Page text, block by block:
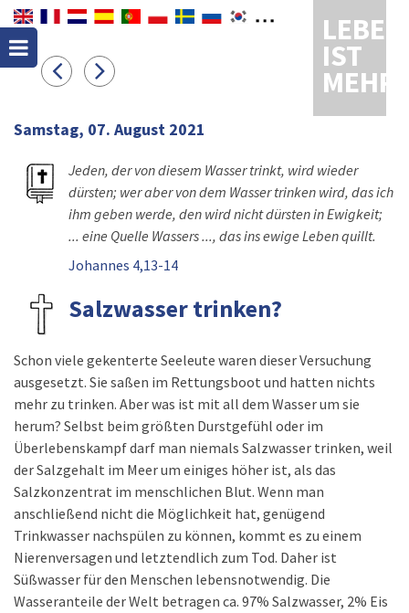
LEBEN
IST
MEHR
Samstag, 07. August 2021
Jeden, der von diesem Wasser trinkt, wird wieder
dürsten; wer aber von dem Wasser trinken wird, das ich
ihm geben werde, den wird nicht dürsten in Ewigkeit;
... eine Quelle Wassers ..., das ins ewige Leben quillt.
Johannes 4,13-14
Salzwasser trinken?
Schon viele gekenterte Seeleute waren dieser Versuchung
ausgesetzt. Sie saßen im Rettungsboot und hatten nichts
mehr zu trinken. Aber was ist mit all dem Wasser um sie
herum? Selbst beim größten Durstgefühl oder im
Überlebenskampf darf man niemals Salzwasser trinken, weil
der Salzgehalt im Meer um einiges höher ist, als das
Salzkonzentrat im menschlichen Blut. Wenn man
anschließend nicht die Möglichkeit hat, genügend
Trinkwasser nachspülen zu können, kommt es zu einem
Nierenversagen und letztendlich zum Tod. Daher ist
Süßwasser für den Menschen lebensnotwendig. Die
Wasseranteile der Welt betragen ca. 97% Salzwasser, 2% Eis